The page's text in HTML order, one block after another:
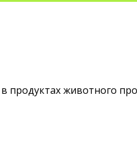
продуктах животного